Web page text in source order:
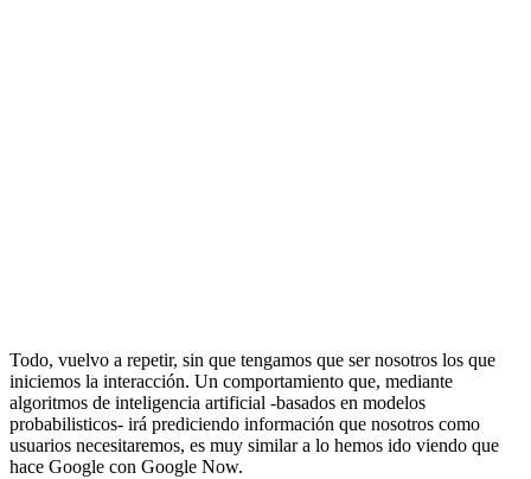
Todo, vuelvo a repetir, sin que tengamos que ser nosotros los que
iniciemos la interacción. Un comportamiento que, mediante
algoritmos de inteligencia artificial -basados en modelos
probabilisticos- irá prediciendo información que nosotros como
usuarios necesitaremos, es muy similar a lo hemos ido viendo que
hace Google con Google Now.